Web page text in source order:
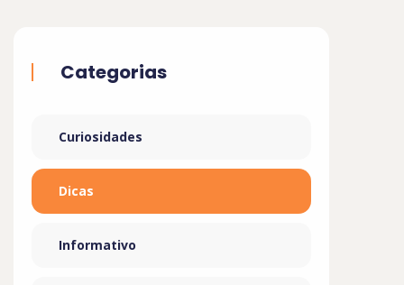
Categorias
Curiosidades
Dicas
Informativo